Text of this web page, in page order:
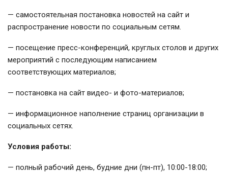
— самостоятельная постановка новостей на сайт и
распространение новости по социальным сетям.
— посещение пресс-конференций, круглых столов и других
мероприятий с последующим написанием
соответствующих материалов;
— постановка на сайт видео- и фото-материалов;
— информационное наполнение страниц организации в
социальных сетях.
Условия работы:
— полный рабочий день, будние дни (пн-пт), 10:00-18:00;